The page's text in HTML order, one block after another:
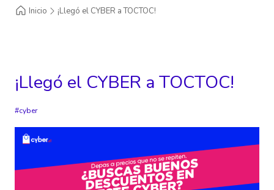
Inicio ¡Llegó el CYBER a TOCTOC!
¡Llegó el CYBER a TOCTOC!
cyber